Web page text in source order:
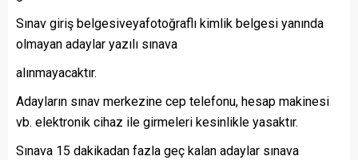
Sınav giriş belgesiveyafotoğraflı kimlik belgesi yanında
olmayan adaylar yazılı sınava
alınmayacaktır.
Adayların sınav merkezine cep telefonu, hesap makinesi
vb. elektronik cihaz ile girmeleri kesinlikle yasaktır.
Sınava 15 dakikadan fazla geç kalan adaylar sınava